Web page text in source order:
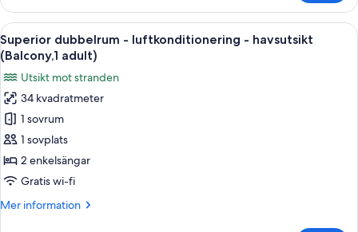
(Balcony,
3
adults)
Premium
1
sovrum
-
luftkonditionering
havsutsikt
(Balcony,
3
Öppna
alla
foton
för
Superior
dubbelrum
-
luftkonditionering
-
(Balcony,1
Ett modernt hotellrum med en stor
11
Superior dubbelrum - luftkonditionering - havsutsikt
(Balcony,1 adult)
Utsikt mot stranden
34 kvadratmeter
1 sovrum
1 sovplats
2 enkelsängar
Gratis wi-fi
Mer information
Mer